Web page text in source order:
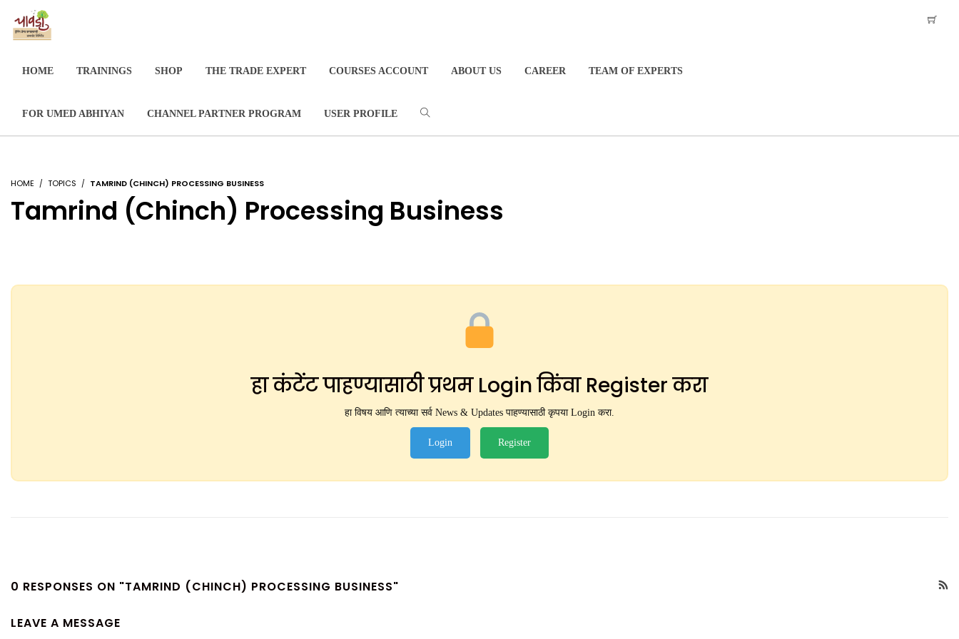
HOME TRAININGS SHOP THE TRADE EXPERT COURSES ACCOUNT ABOUT US CAREER TEAM OF EXPERTS
FOR UMED ABHIYAN CHANNEL PARTNER PROGRAM USER PROFILE
HOME TOPICS TAMRIND (CHINCH) PROCESSING BUSINESS
Tamrind (Chinch) Processing Business
हा कंटेंट पाहण्यासाठी प्रथम Login किंवा Register करा
हा विषय आणि त्याच्या सर्व News & Updates पाहण्यासाठी कृपया Login करा.
Login Register
0 RESPONSES ON "TAMRIND (CHINCH) PROCESSING BUSINESS"
LEAVE A MESSAGE